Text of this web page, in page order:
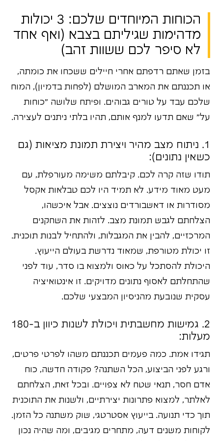
הכוחות המיוחדים שלכם: 3 יכולות
מדהימות שגיליתם בצבא (ואף אחד
לא סיפר לכם ששוות זהב)
בזמן שאתם רדפתם אחרי חיילים ששכחו את כומתה,
או תכננתם את המארב המושלם (לפחות בדמיון), המוח
שלכם עבד על טורים גבוהים. ופיתח שלושה "כוחות
על" שאם תדעו למנף אותם, תהיו בלתי ניתנים לעצירה.
1. ניתוח מצב מהיר ויצירת תמונת מציאות (גם
כשאין נתונים):
תודו שזה קרה לכם. קיבלתם משימה מעורפלת, עם
מעט מאוד מידע. לא תמיד היו לכם טבלאות אקסל
מסודרות או דאשבורדים נוצצים. אבל איכשהו,
הצלחתם לגבש תמונת מצב. לזהות את השחקנים
המרכזיים, להבין את המגבלות, ולהתחיל לבנות תוכנית.
זו יכולת מטורפת, שמאוד נדרשת בעולם הייעוץ.
היכולת להסתכל על כאוס ולמצוא בו סדר, עוד לפני
שהתחלתם לאסוף נתונים מדויקים. זו אינטואיציה
עסקית שנובעת מהניסיון המבצעי שלכם.
2. גמישות מחשבתית ויכולת לשנות כיוון ב-180
מעלות:
תגידו אמת. כמה פעמים תכננתם משהו לפרטי פרטים,
ורגע לפני הביצוע, הכל השתנה? פקודה חדשה, כוח
אדם חסר, תנאי שטח לא צפויים. ובכל זאת, הצלחתם
לאלתר, למצוא פתרונות יצירתיים, ולשנות את התוכנית
תוך כדי תנועה. בייעוץ אסטרטגי, שוק משתנה כל הזמן.
לקוחות משנים דעה, מתחרים מגיבים, ומה שהיה נכון